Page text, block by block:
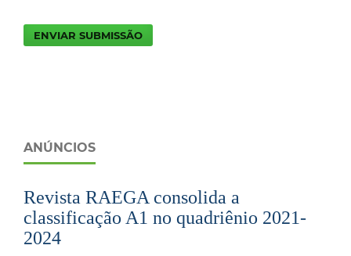
ENVIAR SUBMISSÃO
ANÚNCIOS
Revista RAEGA consolida a
classificação A1 no quadriênio 2021-
2024